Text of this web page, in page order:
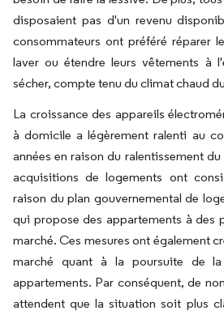
disposaient pas d'un revenu
consommateurs ont préféré réparer
laver ou étendre leurs vêtements à
sécher, compte tenu du climat chaud
La croissance des appareils
à domicile a légèrement ralenti au
années en raison du ralentissement
acquisitions de logements ont
raison du plan gouvernemental de
qui propose des appartements à des
marché. Ces mesures ont également
marché quant à la poursuite de
appartements. Par conséquent, de
attendent que la situation soit plus